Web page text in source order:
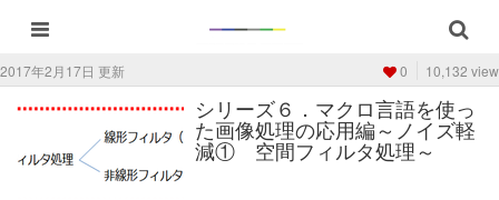
2017年2月17日 更新 0 10,132 view
シリーズ６．マクロ言語を使っ
た画像処理の応用編～ノイズ軽
減① 空間フィルタ処理～